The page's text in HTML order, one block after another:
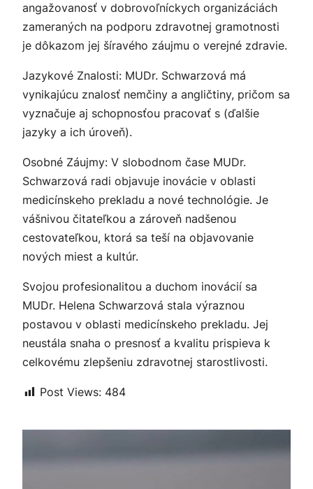
angažovanosť v dobrovoľníckych organizáciách
zameraných na podporu zdravotnej gramotnosti
je dôkazom jej šíravého záujmu o verejné zdravie.
Jazykové Znalosti: MUDr. Schwarzová má
vynikajúcu znalosť nemčiny a angličtiny, pričom sa
vyznačuje aj schopnosťou pracovať s (ďalšie
jazyky a ich úroveň).
Osobné Záujmy: V slobodnom čase MUDr.
Schwarzová radi objavuje inovácie v oblasti
medicínskeho prekladu a nové technológie. Je
vášnivou čitateľkou a zároveň nadšenou
cestovateľkou, ktorá sa teší na objavovanie
nových miest a kultúr.
Svojou profesionalitou a duchom inovácií sa
MUDr. Helena Schwarzová stala výraznou
postavou v oblasti medicínskeho prekladu. Jej
neustála snaha o presnosť a kvalitu prispieva k
celkovému zlepšeniu zdravotnej starostlivosti.
Post Views: 484